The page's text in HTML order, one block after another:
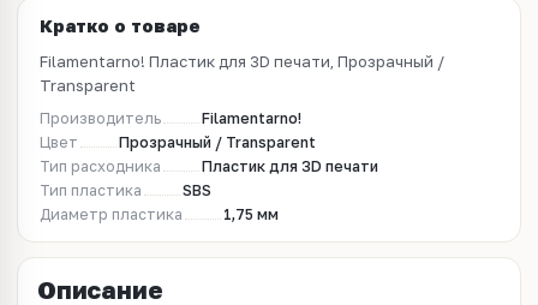
Кратко о товаре
Filamentarno! Пластик для 3D печати, Прозрачный /
Transparent
Производитель
Filamentarno!
Цвет
Прозрачный / Transparent
Тип расходника
Пластик для 3D печати
Тип пластика
SBS
Диаметр пластика
1,75 мм
Описание